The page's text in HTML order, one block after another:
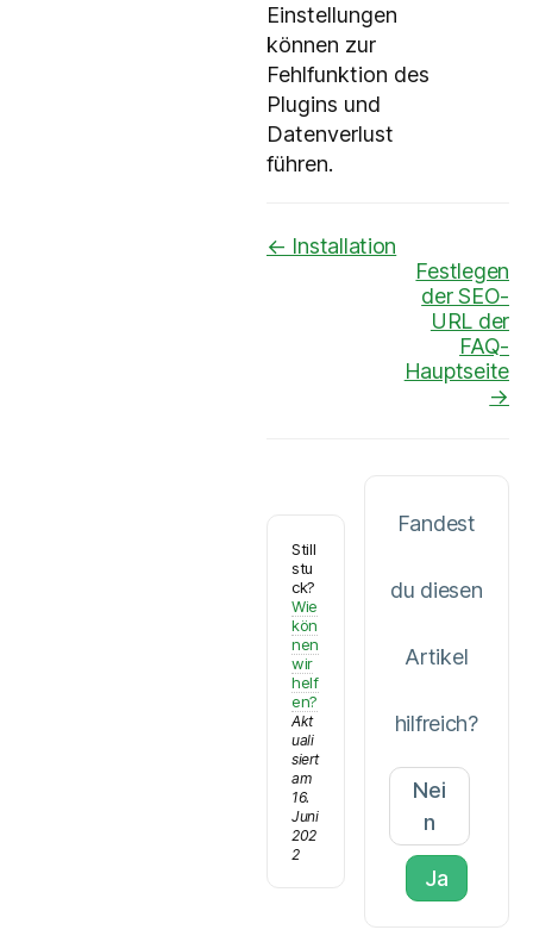
Einstellungen
können zur
Fehlfunktion des
Plugins und
Datenverlust
führen.
Navigation
← Installation
Festlegen
der SEO-
URL der
FAQ-
Hauptseite
→
Still
stu
ck?
Wie
kön
nen
wir
helf
en?
Akt
uali
siert
am
16.
Juni
202
2
Fandest
du diesen
Artikel
hilfreich?
Nei
n
Ja